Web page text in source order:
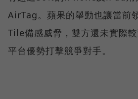
AirTag。蘋果的舉動也讓當前
Tile備感威脅，雙方還未實際
平台優勢打擊競爭對手。